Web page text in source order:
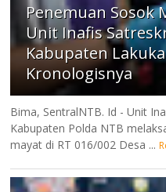
Penemuan Sosok
Unit Inafis
Kabupaten
Kronologisnya
Bima, SentralNTB. Id - Unit
Kabupaten Polda NTB
mayat di RT 016/002 Desa ...